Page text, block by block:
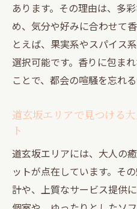
あります。その理由は、多
め、気分や好みに合わせて
とえば、果実系やスパイス
選択可能です。香りに包ま
ことで、都会の喧騒を忘れ
道玄坂エリアで見つける
ト
道玄坂エリアには、大人の
ットが点在しています。そ
計や、上質なサービス提供